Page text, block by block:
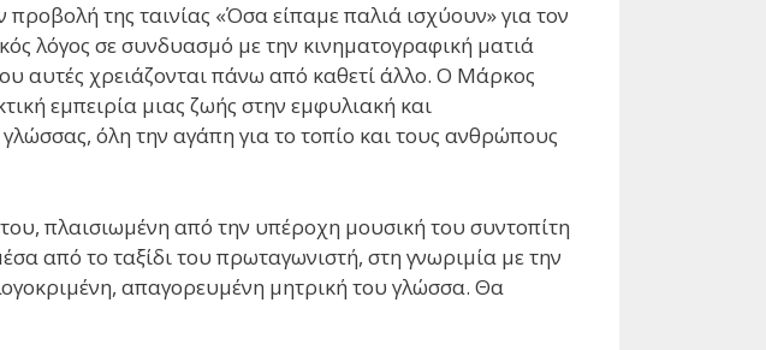
της ταινίας «Όσα είπαμε παλιά ισχύουν» για τον
λόγος σε συνδυασμό με την κινηματογραφική ματιά
αυτές χρειάζονται πάνω από καθετί άλλο. Ο Μάρκος
εμπειρία μιας ζωής στην εμφυλιακή και
όλη την αγάπη για το τοπίο και τους ανθρώπους
πλαισιωμένη από την υπέροχη μουσική του συντοπίτη
από το ταξίδι του πρωταγωνιστή, στη γνωριμία με την
απαγορευμένη μητρική του γλώσσα. Θα